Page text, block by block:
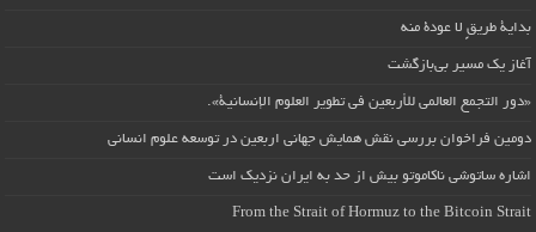
بداية طريقٍ لا عودة منه
آغاز یک مسیر بی‌بازگشت
«دور التجمع العالمي للأربعين في تطوير العلوم الإنسانية».
دومین فراخوان بررسی نقش همایش جهانی اربعین در توسعه علوم انسانی
اشاره ساتوشی ناکاموتو بیش از حد به ایران نزدیک است
From the Strait of Hormuz to the Bitcoin Strait